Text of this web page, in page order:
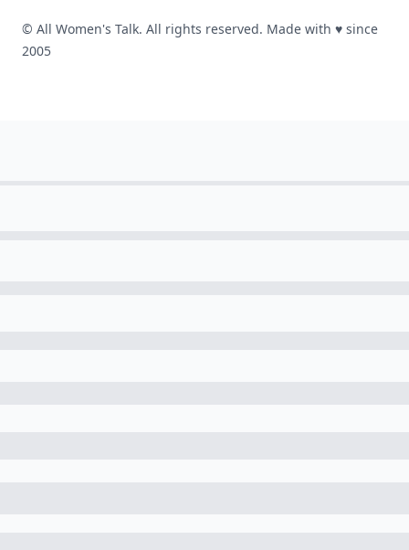
© All Women's Talk. All rights reserved. Made with ♥ since
2005